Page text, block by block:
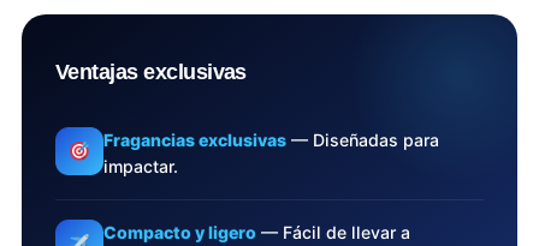
Ventajas exclusivas
Fragancias exclusivas — Diseñadas para
impactar.
Compacto y ligero — Fácil de llevar a